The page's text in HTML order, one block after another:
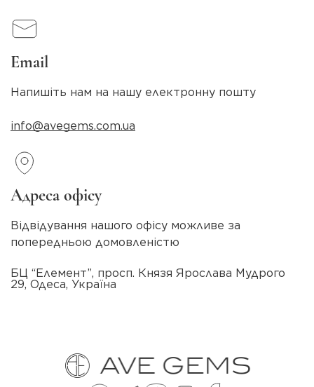
Email
Напишіть нам на нашу електронну пошту
info@avegems.com.ua
Адреса офісу
Відвідування нашого офісу можливе за
попередньою домовленістю
БЦ “Елемент”, просп. Князя Ярослава Мудрого
29, Одеса, Україна